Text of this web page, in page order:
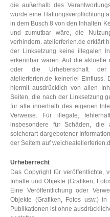
die außerhalb des
würde eine Haftungsverpflichtung
in dem Busch 8 von den Inhalten
und zumutbar wäre, die
verhindern. atelierferien.de erklärt
der Linksetzung keine illegalen
erkennbar waren. Auf die aktuelle
oder die Urheberschaft der
atelierferien.de keinerlei Einfluss.
hiermit ausdrücklich von allen
Seiten, die nach der Linksetzung
für alle innerhalb des eigenen
Verweise. Für illegale,
insbesondere für Schäden, die
solcherart dargebotener
der Seitem auf
Urheberrecht
Das Copyright für veröffentlichte,
Inhalte und Objekte (Grafiken,
Eine Veröffentlichung oder
Objekte (Grafiken, Fotos usw.)
Publikationen ist ohne